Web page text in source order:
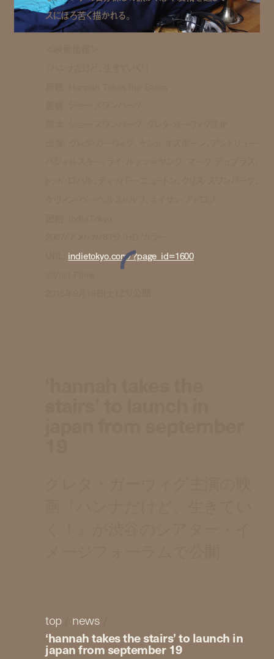
スにほろ苦く描かれる。
indietokyo.com/?page_id=1600
top/ news
‘hannah takes the stairs’ to launch in
japan from september 19